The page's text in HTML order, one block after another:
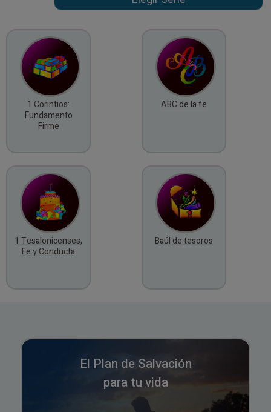
El Plan de Salvación
para tu vida
1 Corintios:
Fundamento
Firme
1 Tesalonicenses,
Fe y Conducta
ABC de la fe
Baúl de tesoros